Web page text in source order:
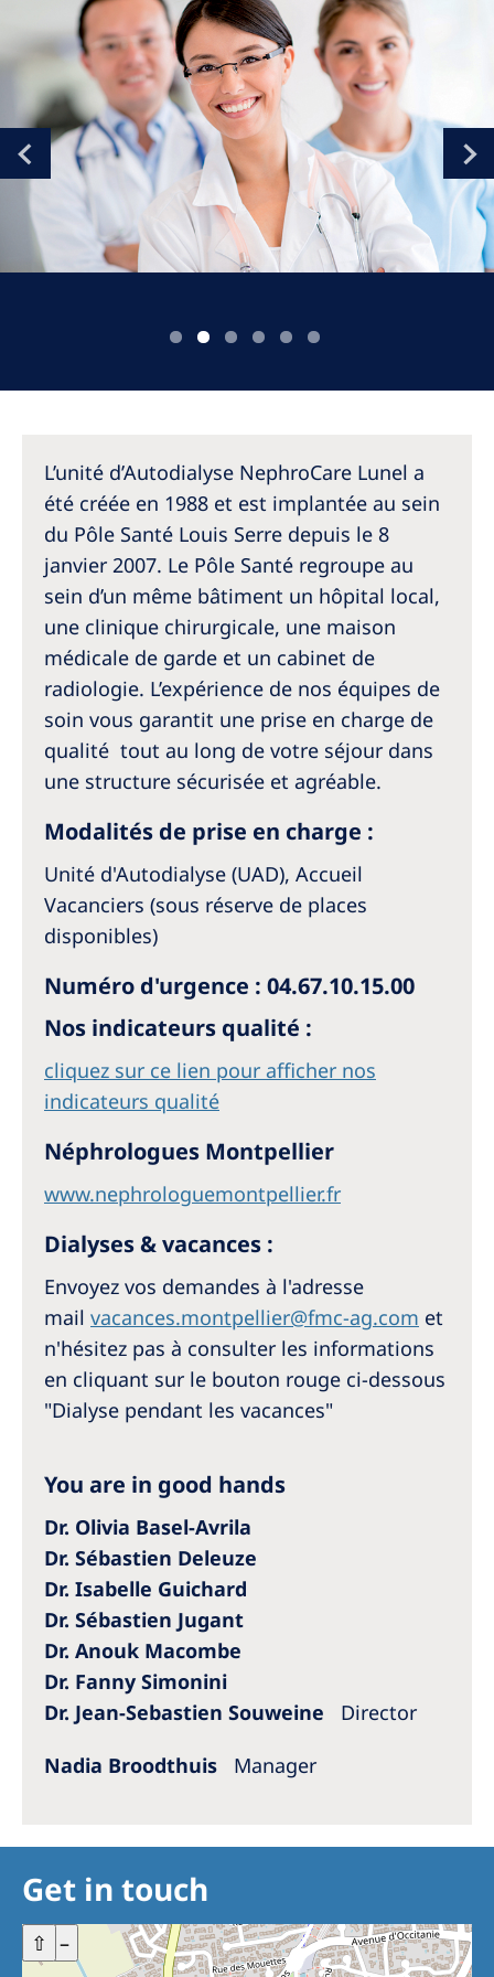
Romania
Russia
Serbia
Slovakia
Slovenia
Spain
Sweden
Asia Pacific
Australia
Philippines
North America
United States of America
NephroCare International
Global Website
L’unité d’Autodialyse NephroCare Lunel a
été créée en 1988 et est implantée au sein
du Pôle Santé Louis Serre depuis le 8
janvier 2007. Le Pôle Santé regroupe au
sein d’un même bâtiment un hôpital local,
une clinique chirurgicale, une maison
médicale de garde et un cabinet de
radiologie. L’expérience de nos équipes de
soin vous garantit une prise en charge de
qualité tout au long de votre séjour dans
une structure sécurisée et agréable.
Modalités de prise en charge :
Unité d'Autodialyse (UAD), Accueil
Vacanciers (sous réserve de places
disponibles)
Numéro d'urgence : 04.67.10.15.00
Nos indicateurs qualité :
cliquez sur ce lien pour afficher nos
indicateurs qualité
Néphrologues Montpellier
www.nephrologuemontpellier.fr
Dialyses & vacances :
Envoyez vos demandes à l'adresse
mail vacances.montpellier@fmc-ag.com et
n'hésitez pas à consulter les informations
en cliquant sur le bouton rouge ci-dessous
"Dialyse pendant les vacances"
You are in good hands
Dr. Olivia Basel-Avrila
Dr. Sébastien Deleuze
Dr. Isabelle Guichard
Dr. Sébastien Jugant
Dr. Anouk Macombe
Dr. Fanny Simonini
Dr. Jean-Sebastien Souweine Director
Nadia Broodthuis
Manager
Get in touch
+ –
⇧